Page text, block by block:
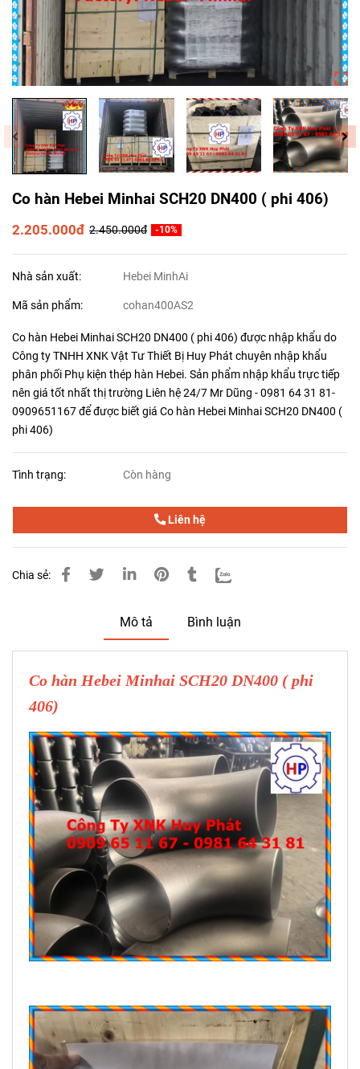
Co hàn Hebei Minhai SCH20 DN400 ( phi 406)
2.205.000đ 2.450.000đ -10%
Nhà sản xuất: Hebei MinhAi
Mã sản phẩm: cohan400AS2
Co hàn Hebei Minhai SCH20 DN400 ( phi 406) được nhập khẩu do
Công ty TNHH XNK Vật Tư Thiết Bị Huy Phát chuyên nhập khẩu
phân phối Phụ kiện thép hàn Hebei. Sản phẩm nhập khẩu trực tiếp
nên giá tốt nhất thị trường Liên hệ 24/7 Mr Dũng - 0981 64 31 81-
0909651167 để được biết giá Co hàn Hebei Minhai SCH20 DN400 (
phi 406)
Tình trạng: Còn hàng
Liên hệ
Chia sẻ:
Mô tả Bình luận
Co hàn Hebei Minhai SCH20 DN400 ( phi
406)